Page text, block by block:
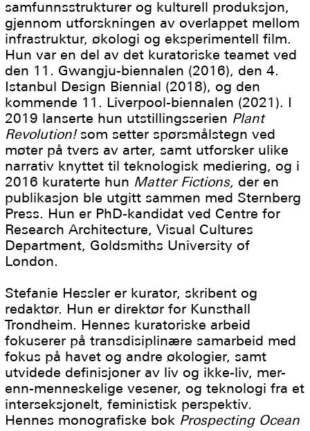
samfunnsstrukturer og kulturell produksjon,
gjennom utforskningen av overlappet mellom
infrastruktur, økologi og eksperimentell film.
Hun var en del av det kuratoriske teamet ved
den 11. Gwangju-biennalen (2016), den 4.
Istanbul Design Biennial (2018), og den
kommende 11. Liverpool-biennalen (2021). I
2019 lanserte hun utstillingsserien Plant
Revolution! som setter spørsmålstegn ved
møter på tvers av arter, samt utforsker ulike
narrativ knyttet til teknologisk mediering, og i
2016 kuraterte hun Matter Fictions, der en
publikasjon ble utgitt sammen med Sternberg
Press. Hun er PhD-kandidat ved Centre for
Research Architecture, Visual Cultures
Department, Goldsmiths University of
London.
Stefanie Hessler er kurator, skribent og
redaktør. Hun er direktør for Kunsthall
Trondheim. Hennes kuratoriske arbeid
fokuserer på transdisiplinære samarbeid med
fokus på havet og andre økologier, samt
utvidede definisjoner av liv og ikke-liv, mer-
enn-menneskelige vesener, og teknologi fra et
interseksjonelt, feministisk perspektiv.
Hennes monografiske bok Prospecting Ocean